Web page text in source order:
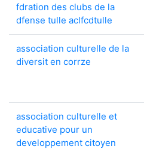
fdration des clubs de la
dfense tulle aclfcdtulle
association culturelle de la
diversit en corrze
association culturelle et
educative pour un
developpement citoyen